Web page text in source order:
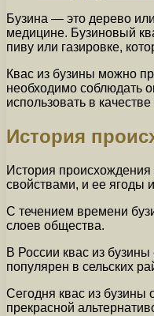
Бузина — это дерево
медицине. Бузиновый
пиву или газировке,
Квас из бузины можно
необходимо соблюдать
использовать в
История
История
свойствами, и ее ягоды
С течением времени
слоев общества.
В России квас из
популярен в сельских
Сегодня квас из бузины
прекрасной